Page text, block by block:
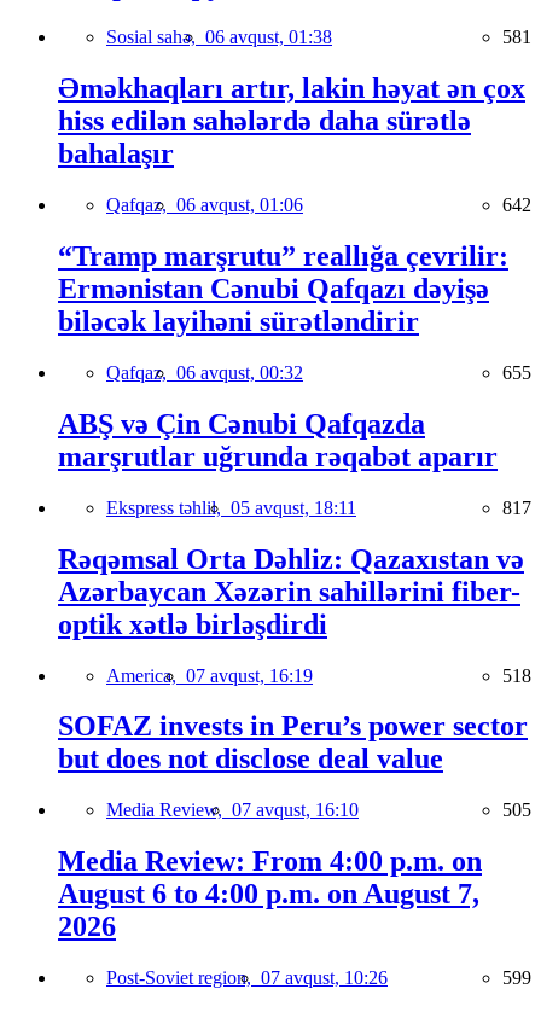
Sosial sahə, 06 avqust, 01:38 581
Əməkhaqları artır, lakin həyat ən çox
hiss edilən sahələrdə daha sürətlə
bahalaşır
Qafqaz, 06 avqust, 01:06 642
“Tramp marşrutu” reallığa çevrilir:
Ermənistan Cənubi Qafqazı dəyişə
biləcək layihəni sürətləndirir
Qafqaz, 06 avqust, 00:32 655
ABŞ və Çin Cənubi Qafqazda
marşrutlar uğrunda rəqabət aparır
Ekspress təhlil, 05 avqust, 18:11 817
Rəqəmsal Orta Dəhliz: Qazaxıstan və
Azərbaycan Xəzərin sahillərini fiber-
optik xətlə birləşdirdi
America, 07 avqust, 16:19 518
SOFAZ invests in Peru’s power sector
but does not disclose deal value
Media Review, 07 avqust, 16:10 505
Media Review: From 4:00 p.m. on
August 6 to 4:00 p.m. on August 7,
2026
Post-Soviet region, 07 avqust, 10:26 599